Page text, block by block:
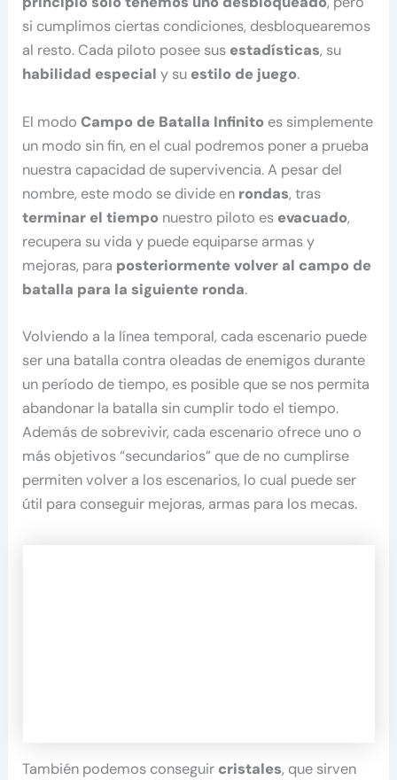
si cumplimos ciertas condiciones, desbloquearemos
al resto. Cada piloto posee sus estadísticas, su
habilidad especial y su estilo de juego.
El modo Campo de Batalla Infinito es simplemente
un modo sin fin, en el cual podremos poner a prueba
nuestra capacidad de supervivencia. A pesar del
nombre, este modo se divide en rondas, tras
terminar el tiempo nuestro piloto es evacuado,
recupera su vida y puede equiparse armas y
mejoras, para posteriormente volver al campo de
batalla para la siguiente ronda.
Volviendo a la línea temporal, cada escenario puede
ser una batalla contra oleadas de enemigos durante
un período de tiempo, es posible que se nos permita
abandonar la batalla sin cumplir todo el tiempo.
Además de sobrevivir, cada escenario ofrece uno o
más objetivos “secundarios” que de no cumplirse
permiten volver a los escenarios, lo cual puede ser
útil para conseguir mejoras, armas para los mecas.
También podemos conseguir cristales, que sirven